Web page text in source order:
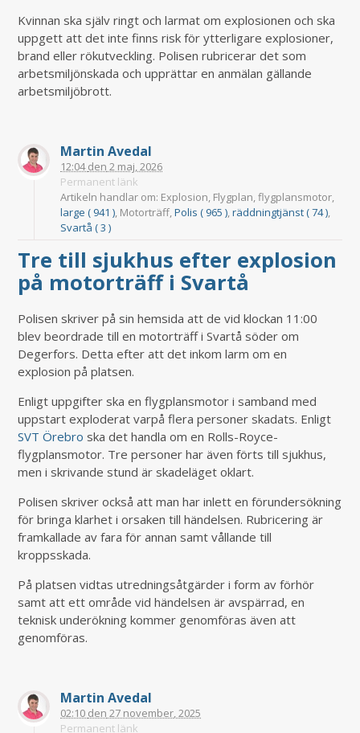
Kvinnan ska själv ringt och larmat om explosionen och ska
uppgett att det inte finns risk för ytterligare explosioner,
brand eller rökutveckling. Polisen rubricerar det som
arbetsmiljönskada och upprättar en anmälan gällande
arbetsmiljöbrott.
Martin Avedal
12:04den 2 maj, 2026
Permanent länk
Artikeln handlar om: Explosion, Flygplan, flygplansmotor,
large ( 941 ), Motorträff,Polis ( 965 ),räddningtjänst ( 74 ),
Svartå ( 3 )
Tre till sjukhus efter explosion
på motorträff i Svartå
Polisen skriver på sin hemsida att de vid klockan 11:00
blev beordrade till en motorträff i Svartå söder om
Degerfors. Detta efter att det inkom larm om en
explosion på platsen.
Enligt uppgifter ska en flygplansmotor i samband med
uppstart exploderat varpå flera personer skadats. Enligt
SVT Örebro ska det handla om en Rolls-Royce-
flygplansmotor. Tre personer har även förts till sjukhus,
men i skrivande stund är skadeläget oklart.
Polisen skriver också att man har inlett en förundersökning
för bringa klarhet i orsaken till händelsen. Rubricering är
framkallade av fara för annan samt vållande till
kroppsskada.
På platsen vidtas utredningsåtgärder i form av förhör
samt att ett område vid händelsen är avspärrad, en
teknisk underökning kommer genomföras även att
genomföras.
Martin Avedal
02:10 den 27 november, 2025
Permanent länk